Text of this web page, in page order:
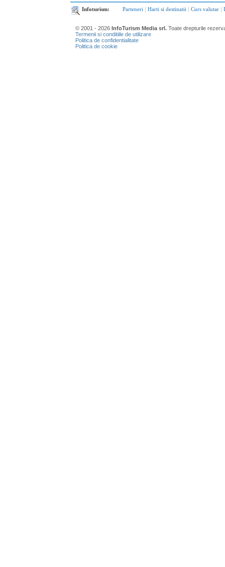
Infoturism: Parteneri | Harti si destinatii | Curs valutar |
© 2001 - 2026 InfoTurism Media srl. Toate drepturile
Termenii si conditiile de utilizare
Politica de confidentialitate
Politica de cookie